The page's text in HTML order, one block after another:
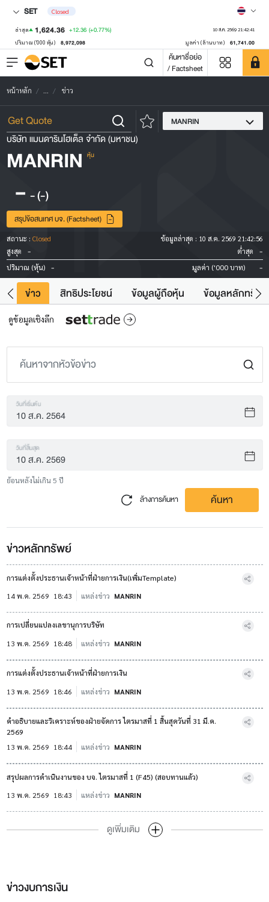
SET Closed
ล่าสุด 1,624.36 +12.36 (+0.77%) 10 ส.ค. 2569 21:42:41
ปริมาณ ('000 หุ้น) 8,972,098 มูลค่า (ล้านบาท) 61,741.00
ค้นหาชื่อย่อ
/ Factsheet
หน้าหลัก ... ข่าว
MANRIN
บริษัท แมนดารินโฮเต็ล จำกัด (มหาชน)
MANRIN หุ้น
- -(-)
สรุปข้อสนเทศ บจ. (Factsheet)
สถานะ : Closed ข้อมูลล่าสุด : 10 ส.ค. 2569 21:42:56
สูงสุด
- ต่ำสุด -
ปริมาณ (หุ้น) - มูลค่า ('000 บาท) -
ข่าว สิทธิประโยชน์ ข้อมูลผู้ถือหุ้น ข้อมูลหลักทรัพย์
ดูข้อมูลเชิงลึก
วันที่เริ่มต้น
วันที่สิ้นสุด
ย้อนหลังไม่เกิน 5 ปี
ล้างการค้นหา ค้นหา
ข่าวหลักทรัพย์
การแต่งตั้งประธานเจ้าหน้าที่ฝ่ายการเงิน(เพิ่มTemplate)
14 พ.ค. 2569 18:43 แหล่งข่าว MANRIN
การเปลี่ยนแปลงเลขานุการบริษัท
13 พ.ค. 2569 18:48 แหล่งข่าว MANRIN
การแต่งตั้งประธานเจ้าหน้าที่ฝ่ายการเงิน
13 พ.ค. 2569 18:46 แหล่งข่าว MANRIN
คำอธิบายและวิเคราะห์ของฝ่ายจัดการ ไตรมาสที่ 1 สิ้นสุดวันที่ 31 มี.ค.
2569
13 พ.ค. 2569 18:44 แหล่งข่าว MANRIN
สรุปผลการดำเนินงานของ บจ. ไตรมาสที่ 1 (F45) (สอบทานแล้ว)
13 พ.ค. 2569 18:43 แหล่งข่าว MANRIN
ดูเพิ่มเติม
ข่าวงบการเงิน